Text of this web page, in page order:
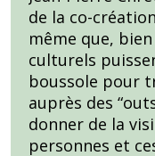
de la co-
même que,
culturels
boussole pour
auprès des
donner de la
personnes et